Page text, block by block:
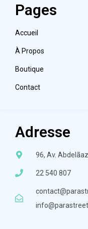
Pages
Accueil
À Propos
Boutique
Contact
Adresse
96, Av.
22 540 807